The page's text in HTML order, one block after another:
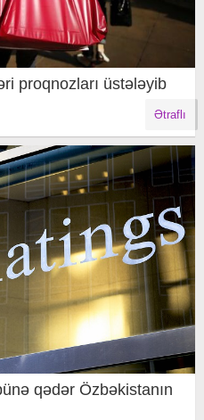
proqnozları üstələyib
Ətraflı
qədər Özbəkistanın